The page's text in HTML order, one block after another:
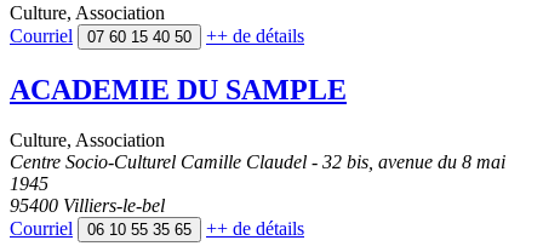
Culture, Association
Courriel
07 60 15 40 50 ++ de détails
ACADEMIE DU SAMPLE
Culture, Association
Centre Socio-Culturel Camille Claudel - 32 bis, avenue du 8 mai
1945
95400 Villiers-le-bel
Courriel
06 10 55 35 65 ++ de détails